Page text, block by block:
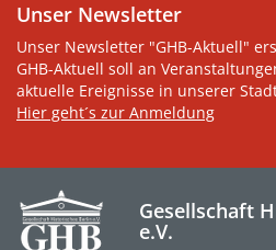
Unser Newsletter
Unser Newsletter "GHB-Aktuell"
GHB-Aktuell soll an
aktuelle Ereignisse in unserer
Hier geht´s zur Anmeldung
Gesellschaft
e.V.